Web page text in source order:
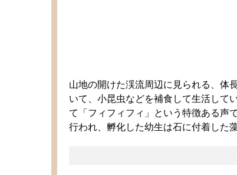
山地の開けた渓流周辺 に 見られる、 体
いて、 小昆虫などを補食 して生活して
て「フィフィフィ」という 特徴ある声
行われ、 孵化した幼生は石に付着した